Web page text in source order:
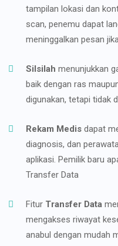
tampilan lokasi dan
scan, penemu dapat
meninggalkan pesan
Silsilah menunjukkan
baik dengan ras
digunakan, tetapi tidak
Rekam Medis dapat
diagnosis, dan
aplikasi. Pemilik baru
Transfer Data
Fitur Transfer Data
mengakses riwayat
anabul dengan mudah